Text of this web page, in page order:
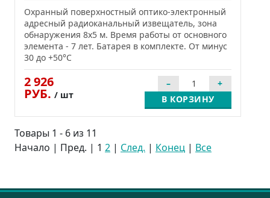
Охранный поверхностный оптико-электронный
адресный радиоканальный извещатель, зона
обнаружения 8х5 м. Время работы от основного
элемента - 7 лет. Батарея в комплекте. От минус
30 до +50°С
2 926
РУБ. / шт В КОРЗИНУ
Товары 1 - 6 из 11
Начало | Пред. | 1 2 | След. | Конец | Все